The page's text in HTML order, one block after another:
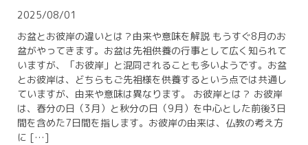
2025/08/01
お盆とお彼岸の違いとは？由来や意味を解説 もうすぐ8月のお
盆がやってきます。お盆は先祖供養の行事として広く知られて
いますが、「お彼岸」と混同されることも多いようです。お盆
とお彼岸は、どちらもご先祖様を供養するという点では共通し
ていますが、由来や意味は異なります。 お彼岸とは？ お彼岸
は、春分の日（3月）と秋分の日（9月）を中心とした前後3日
間を含めた7日間を指します。お彼岸の由来は、仏教の考え方
に […]